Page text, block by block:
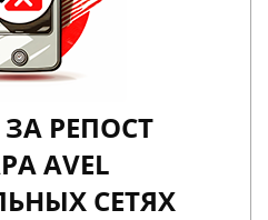
РЕПОСТ
AVEL
СЕТЯХ